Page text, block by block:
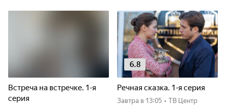
Встреча на встречке. 1-я
серия
6.8
Речная сказка. 1-я серия
Завтра в 13:05 • ТВ Центр